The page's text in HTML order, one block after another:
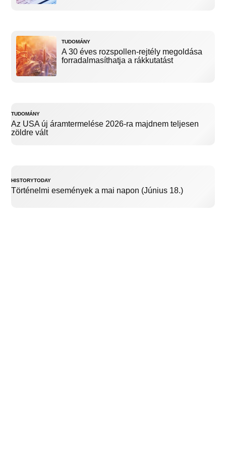
TUDOMÁNY
A 30 éves rozspollen-rejtély megoldása
forradalmasíthatja a rákkutatást
TUDOMÁNY
Az USA új áramtermelése 2026-ra majdnem teljesen
zöldre vált
HISTORYTODAY
Történelmi események a mai napon (Június 18.)